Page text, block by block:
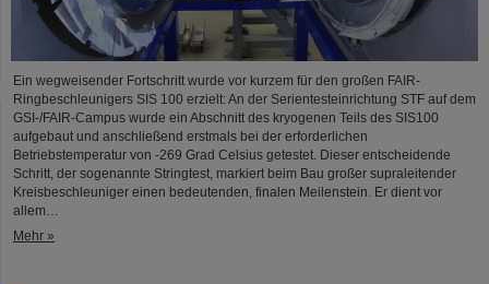
Ein wegweisender Fortschritt wurde vor kurzem für den großen FAIR-
Ringbeschleunigers SIS 100 erzielt: An der Serientesteinrichtung STF auf dem
GSI-/FAIR-Campus wurde ein Abschnitt des kryogenen Teils des SIS100
aufgebaut und anschließend erstmals bei der erforderlichen
Betriebstemperatur von -269 Grad Celsius getestet. Dieser entscheidende
Schritt, der sogenannte Stringtest, markiert beim Bau großer supraleitender
Kreisbeschleuniger einen bedeutenden, finalen Meilenstein. Er dient vor
allem…
Mehr »